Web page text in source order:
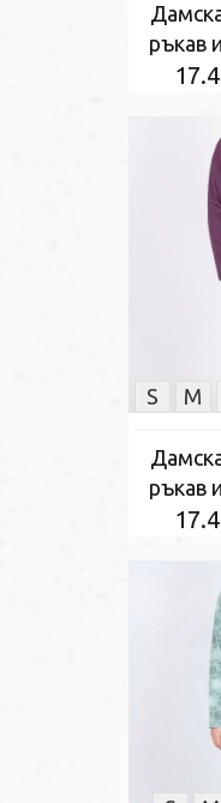
ръкав
S M
ръкав